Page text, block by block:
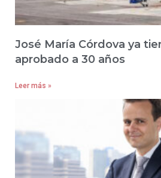
José María Córdova ya
aprobado a 30 años
Leer más »